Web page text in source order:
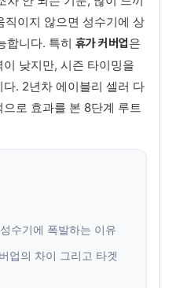
이지 않으면 성수기에 상
합니다. 특히 휴가 커버업은
낮지만, 시즌 타이밍을
. 2년차 에이블리 셀러 다
로 효과를 본 8단계 루트
수기에 폭발하는 이유
업의 차이 그리고 타겟